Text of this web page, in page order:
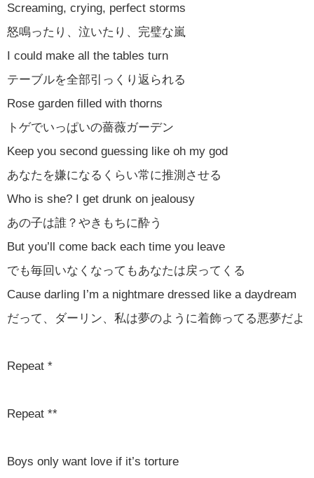
Screaming, crying, perfect storms
怒鳴ったり、泣いたり、完璧な嵐
I could make all the tables turn
テーブルを全部引っくり返られる
Rose garden filled with thorns
トゲでいっぱいの薔薇ガーデン
Keep you second guessing like oh my god
あなたを嫌になるくらい常に推測させる
Who is she? I get drunk on jealousy
あの子は誰？やきもちに酔う
But you’ll come back each time you leave
でも毎回いなくなってもあなたは戻ってくる
Cause darling I’m a nightmare dressed like a daydream
だって、ダーリン、私は夢のように着飾ってる悪夢だよ
Repeat *
Repeat **
Boys only want love if it’s torture